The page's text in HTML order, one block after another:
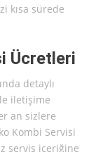
kısa sürede
Ücretleri
detaylı
iletişime
an sizlere
Kombi Servisi
servis içeriğine